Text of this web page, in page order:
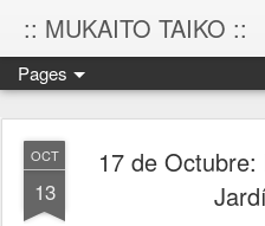
:: MUKAITO TAIKO ::
Pages
OCT
13
17 de